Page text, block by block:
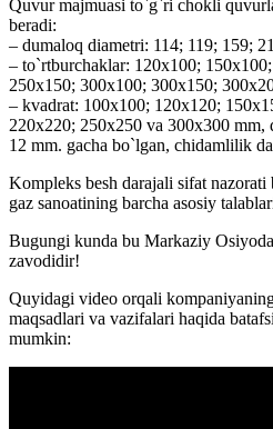
Quvur majmuasi to`g`ri chokli
beradi:
– dumaloq diametri: 114; 119; 159;
– to`rtburchaklar: 120х100;
250х150; 300х100; 300х150;
– kvadrat: 100х100; 120х120;
220х220; 250х250 va 300х300
12 mm. gacha bo`lgan, chidamlilik
Kompleks besh darajali sifat
gaz sanoatining barcha asosiy
Bugungi kunda bu Markaziy
zavodidir!
Quyidagi video orqali
maqsadlari va vazifalari haqida
mumkin: